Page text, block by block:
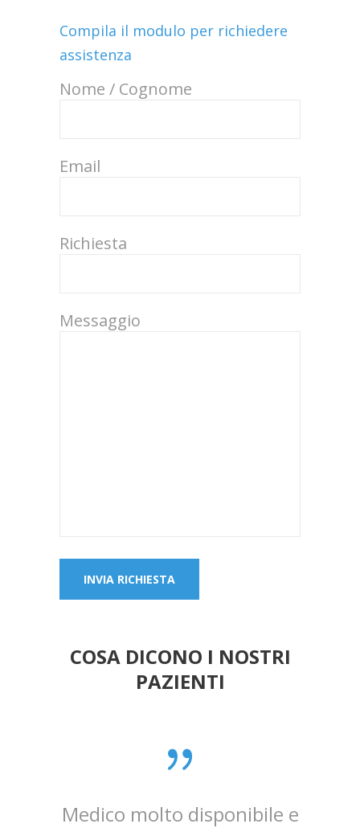
Compila il modulo per richiedere
assistenza
Nome / Cognome
Email
Richiesta
Messaggio
COSA DICONO I NOSTRI
PAZIENTI
Medico molto disponibile e